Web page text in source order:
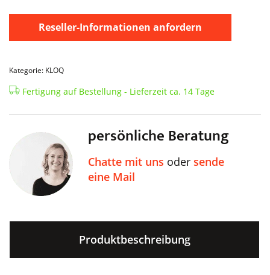
Reseller-Informationen anfordern
Kategorie: KLOQ
Fertigung auf Bestellung - Lieferzeit ca. 14 Tage
persönliche Beratung
Chatte mit uns oder sende
eine Mail
Produktbeschreibung